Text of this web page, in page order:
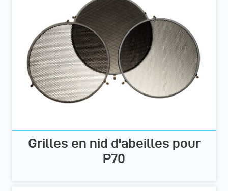
Grilles en nid d'abeilles pour
P70